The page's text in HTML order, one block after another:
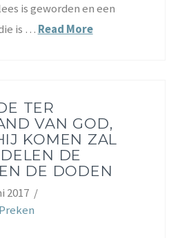
is geworden en een
is … Read More
TER
VAN GOD,
KOMEN ZAL
DE
DE DODEN
2017
Preken